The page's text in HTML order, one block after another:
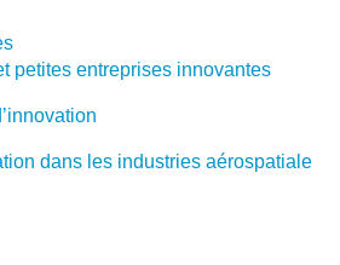
petites entreprises innovantes
dans les industries aérospatiale